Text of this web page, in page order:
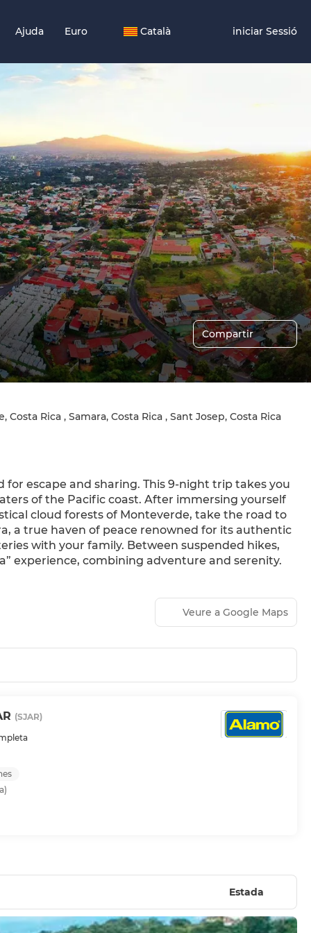
Ajuda Euro Català iniciar Sessió
Compartir
Rica , Samara, Costa Rica , Sant Josep, Costa Rica
escape and sharing. This 9-night trip takes you
of the Pacific coast. After immersing yourself
cloud forests of Monteverde, take the road to
a true haven of peace renowned for its authentic
with your family. Between suspended hikes,
experience, combining adventure and serenity.
Veure a Google Maps
(SJAR)
Estada